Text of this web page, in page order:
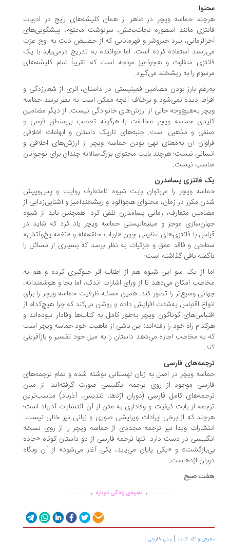
حماسه‌ ویچر در ظاهر از همان کلیشه‌های رایج در ادبیات
مانند اسطوره‌ نجات‌بخش، سرنوشت محتوم، پیشگویی‌های
نبرد خیروشر و قهرمانانی که از حضیض ذلت به اوج عزت
استفاده کرده است، اما خواننده به تدریج درمی‌یابد با یک
متفاوت و هجوآمیز مواجه است که تقریباً تمام کلیشه‌های
را به ریشخند می‌گیرد.
بارز بودن مضامین فمینیستی در داستان، اثری از شعارزدگی و
دیده نمی‌شود و برخلاف آنچه ممکن است به نظر برسد حماسه‌
به‌هیچ‌وجه خالی از ارزش‌های خانوادگی نیست. از دیگر مضامین
حماسه‌ ویچر مخالفت با هرگونه تعصب بی‌منطق قومی و
و مذهبی است. جنبه‌های تاریک داستان و ابهامات اخلاقی
آن به‌معنای تهی بودن حماسه‌ ویچر از ارزش‌های اخلاقی و
نیست؛ هرچند بابت محتوای بزرگ‌سالانه چندان برای نوجوانان
نیست.
فانتزی پسامدرن
ویچر را می‌توان بابت شیوه‌ نامتعارف روایت و پس‌وپیش
مکرر در زمان، محتوای هجوآلود و ریشخندآمیز و آشنایی‌زدایی از
متعارف، رمانی پسامدرن تلقی کرد. همچنین باید از شیوه‌
موجز و مینیمالیستی حماسه‌ ویچر یاد کرد که شاید در
با فانتزی‌های عظیمی چون «ارباب حلقه‌ها» و «نغمه‌ یخ‌وآتش»
و فاقد عمق و جزئیات به نظر برسد که بسیاری از مسائل را
باقی گذاشته است؛
از یک سو این شیوه هم از اطناب اثر جلوگیری کرده و هم به
امکان می‌دهد تا از ورای اشارات اندک، اما بجا و هوشمندانه،
وسیع‌تر را تصور کند. همین مسئله ظرفیت حماسه‌ ویچر را برای
اقتباس به‌شدت افزایش داده و روشن می‌کند که چرا هیچ‌کدام از
گوناگون ویچر به‌طور کامل به کتاب‌ها وفادار نبوده‌اند و
راه خود را رفته‌اند: این ناشی از ماهیت خود حماسه‌ ویچر است
به مخاطب اجازه می‌دهد داستان را به میل خود تفسیر و بازآفرینی
فارسی
ویچر در اصل به زبان لهستانی نوشته شده و تمام ترجمه‌های
موجود از روی ترجمه‌ انگلیسی صورت گرفته‌اند. از میان
کامل فارسی (دوران اژدها، تندیس، آذرباد) مناسب‌ترین
از بابت کیفیت و وفاداری به متن از آن انتشارات آذرباد است؛
که از برخی ایرادات ویرایشی صوری و زبانی نیز خالی نیست.
ویدا نیز ترجمه‌ مجددی از حماسه‌ ویچر را از روی نسخه‌
در دست دارد. تنها ترجمه‌ فارسی از دو داستان کوتاه «جاده‌
و «یکی پایان می‌یابد، یکی آغاز می‌شود» از آن وبگاه
اژدهاست.
صبح
.............. .تجربه‌ی زندگی دوباره ...............
و نقد کتاب|رمان خارجی|